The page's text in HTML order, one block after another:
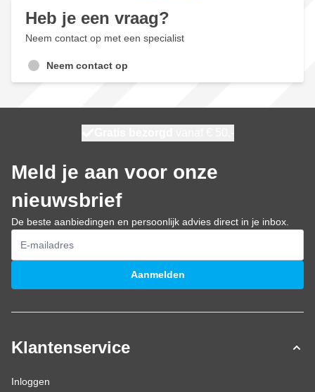
Heb je een vraag?
Neem contact op met een specialist
Neem contact op
Meld je aan voor onze
nieuwsbrief
De beste aanbiedingen en persoonlijk advies direct in je inbox.
E-mailadres
Aanmelden
Klantenservice
Inloggen